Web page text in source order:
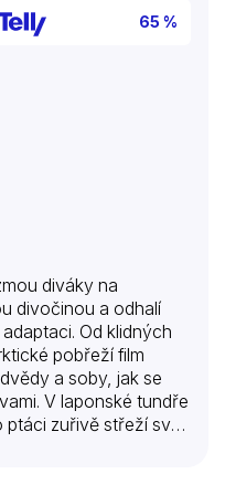
65 %
diváky na
divočinou a odhalí
Od klidných
pobřeží film
a soby, jak se
V laponské tundře
ptáci zuřivě střeží svá